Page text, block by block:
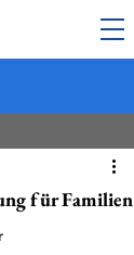
für Familien